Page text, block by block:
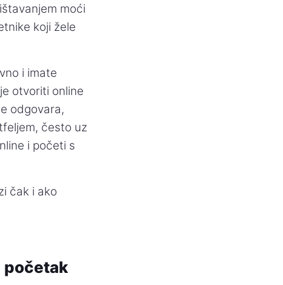
moći
koji žele
i imate
otvoriti online
odgovara,
često uz
i početi s
čak i ako
početak